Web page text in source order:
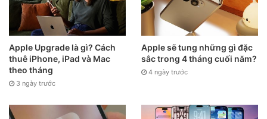
Apple Upgrade là gì? Cách
thuê iPhone, iPad và Mac
theo tháng
3 ngày trước
Apple sẽ tung những gì đặc
sắc trong 4 tháng cuối năm?
4 ngày trước